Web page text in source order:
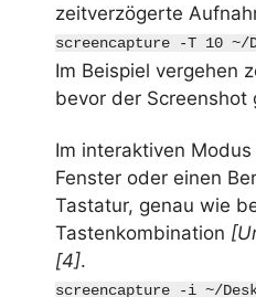
zeitverzögerte
screencapture -T 10 ~/
Im Beispiel vergehen
bevor der Screenshot
Im interaktiven
Fenster oder einen
Tastatur, genau wie
Tastenkombination
[4].
screencapture -i ~/